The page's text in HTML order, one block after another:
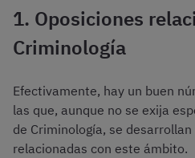
1. Oposiciones
Criminología
Efectivamente, hay un buen
las que, aunque no se exija
de Criminología, se
relacionadas con este ámbito.